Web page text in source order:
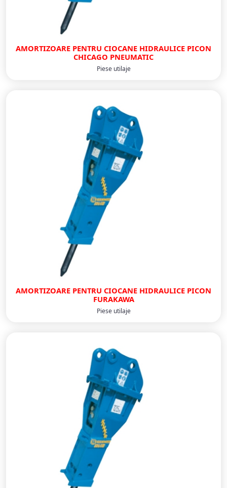
AMORTIZOARE PENTRU CIOCANE HIDRAULICE PICON
CHICAGO PNEUMATIC
Piese utilaje
AMORTIZOARE PENTRU CIOCANE HIDRAULICE PICON
FURAKAWA
Piese utilaje